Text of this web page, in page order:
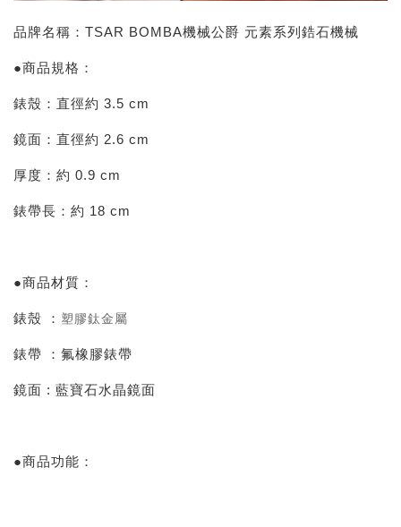
品牌名稱：TSAR BOMBA機械公爵 元素系列鋯石機械
●商品規格：
錶殼：直徑約 3.5 cm
鏡面：直徑約 2.6 cm
厚度：約 0.9 cm
錶帶長：約 18 cm
●商品材質：
錶殼 ： 塑膠鈦金屬
錶帶 ：氟橡膠錶帶
鏡面 : 藍寶石水晶鏡面
●商品功能：